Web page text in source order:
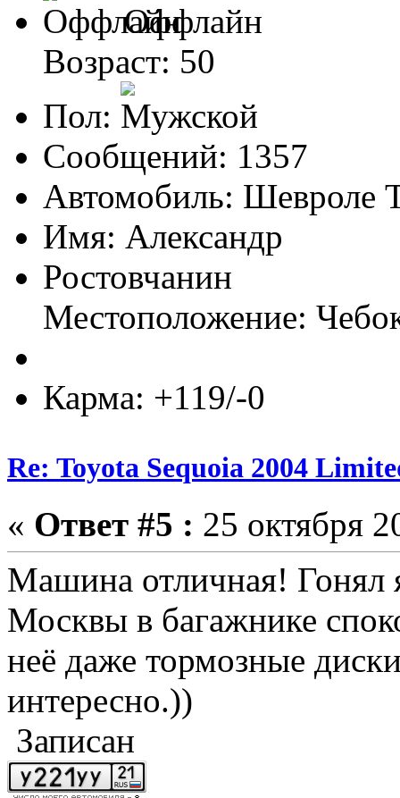
Оффлайн
Возраст: 50
Пол:
Сообщений: 1357
Автомобиль: Шевроле
Имя: Александр
Ростовчанин
Местоположение:
Карма: +119/-0
Re: Toyota Sequoia 2004
« Ответ #5 : 25 октября
Машина отличная! Гонял
Москвы в багажнике
неё даже тормозные
интересно.))
Записан